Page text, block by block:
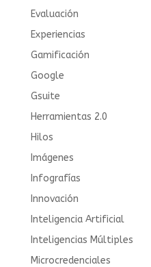
Evaluación
Experiencias
Gamificación
Google
Gsuite
Herramientas 2.0
Hilos
Imágenes
Infografías
Innovación
Inteligencia Artificial
Inteligencias Múltiples
Microcredenciales